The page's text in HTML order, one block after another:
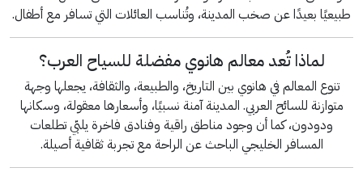
طبيعيًا بعيدًا عن صخب المدينة، وتُناسب العائلات التي تسافر مع أطفال.
لماذا تُعد معالم هانوي مفضلة للسياح العرب؟
تنوع المعالم في هانوي بين التاريخ، والطبيعة، والثقافة، يجعلها وجهة
متوازنة للسائح العربي. المدينة آمنة نسبيًا، وأسعارها معقولة، وسكانها
ودودون، كما أن وجود مناطق راقية وفنادق فاخرة يلبّي تطلعات
المسافر الخليجي الباحث عن الراحة مع تجربة ثقافية أصيلة.